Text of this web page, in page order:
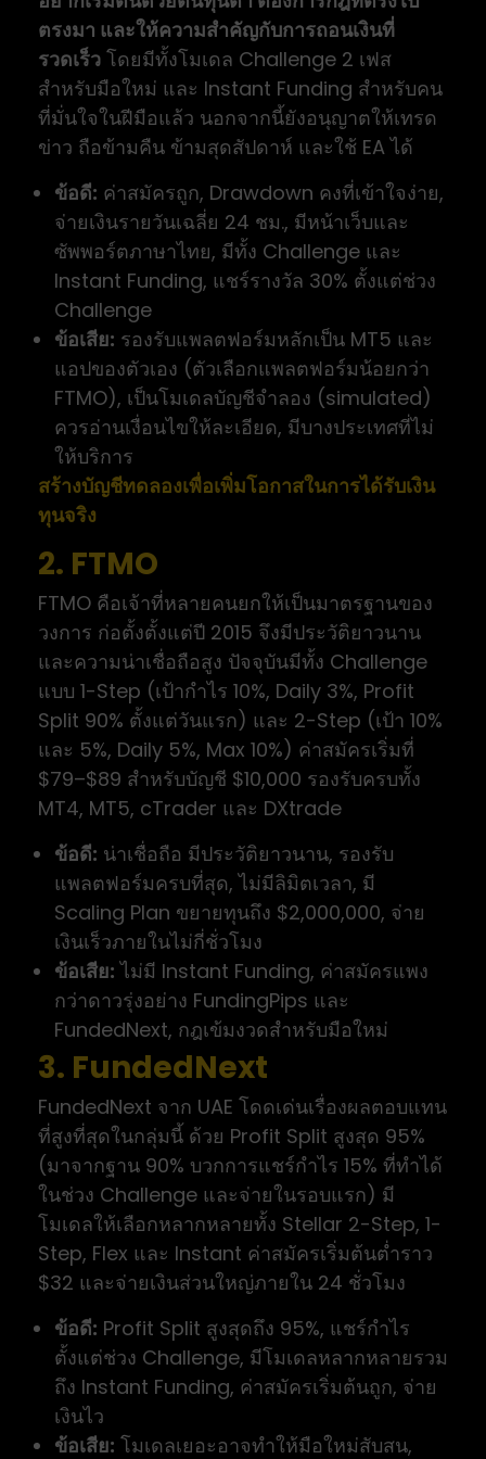
ตรงมา และให้ความสำคัญกับการถอนเงินที่
รวดเร็ว โดยมีทั้งโมเดล Challenge 2 เฟส
สำหรับมือใหม่ และ Instant Funding สำหรับคน
ที่มั่นใจในฝีมือแล้ว นอกจากนี้ยังอนุญาตให้เทรด
ข่าว ถือข้ามคืน ข้ามสุดสัปดาห์ และใช้ EA ได้
ข้อดี: ค่าสมัครถูก, Drawdown คงที่เข้าใจง่าย,
จ่ายเงินรายวันเฉลี่ย 24 ชม., มีหน้าเว็บและ
ซัพพอร์ตภาษาไทย, มีทั้ง Challenge และ
Instant Funding, แชร์รางวัล 30% ตั้งแต่ช่วง
Challenge
ข้อเสีย: รองรับแพลตฟอร์มหลักเป็น MT5 และ
แอปของตัวเอง (ตัวเลือกแพลตฟอร์มน้อยกว่า
FTMO), เป็นโมเดลบัญชีจำลอง (simulated)
ควรอ่านเงื่อนไขให้ละเอียด, มีบางประเทศที่ไม่
ให้บริการ
สร้างบัญชีทดลองเพื่อเพิ่มโอกาสในการได้รับเงิน
ทุนจริง
2. FTMO
FTMO คือเจ้าที่หลายคนยกให้เป็นมาตรฐานของ
วงการ ก่อตั้งตั้งแต่ปี 2015 จึงมีประวัติยาวนาน
และความน่าเชื่อถือสูง ปัจจุบันมีทั้ง Challenge
แบบ 1-Step (เป้ากำไร 10%, Daily 3%, Profit
Split 90% ตั้งแต่วันแรก) และ 2-Step (เป้า 10%
และ 5%, Daily 5%, Max 10%) ค่าสมัครเริ่มที่
$79–$89 สำหรับบัญชี $10,000 รองรับครบทั้ง
MT4, MT5, cTrader และ DXtrade
ข้อดี: น่าเชื่อถือ มีประวัติยาวนาน, รองรับ
แพลตฟอร์มครบที่สุด, ไม่มีลิมิตเวลา, มี
Scaling Plan ขยายทุนถึง $2,000,000, จ่าย
เงินเร็วภายในไม่กี่ชั่วโมง
ข้อเสีย: ไม่มี Instant Funding, ค่าสมัครแพง
กว่าดาวรุ่งอย่าง FundingPips และ
FundedNext, กฎเข้มงวดสำหรับมือใหม่
3. FundedNext
FundedNext จาก UAE โดดเด่นเรื่องผลตอบแทน
ที่สูงที่สุดในกลุ่มนี้ ด้วย Profit Split สูงสุด 95%
(มาจากฐาน 90% บวกการแชร์กำไร 15% ที่ทำได้
ในช่วง Challenge และจ่ายในรอบแรก) มี
โมเดลให้เลือกหลากหลายทั้ง Stellar 2-Step, 1-
Step, Flex และ Instant ค่าสมัครเริ่มต้นต่ำราว
$32 และจ่ายเงินส่วนใหญ่ภายใน 24 ชั่วโมง
ข้อดี: Profit Split สูงสุดถึง 95%, แชร์กำไร
ตั้งแต่ช่วง Challenge, มีโมเดลหลากหลายรวม
ถึง Instant Funding, ค่าสมัครเริ่มต้นถูก, จ่าย
เงินไว
ข้อเสีย: โมเดลเยอะอาจทำให้มือใหม่สับสน,